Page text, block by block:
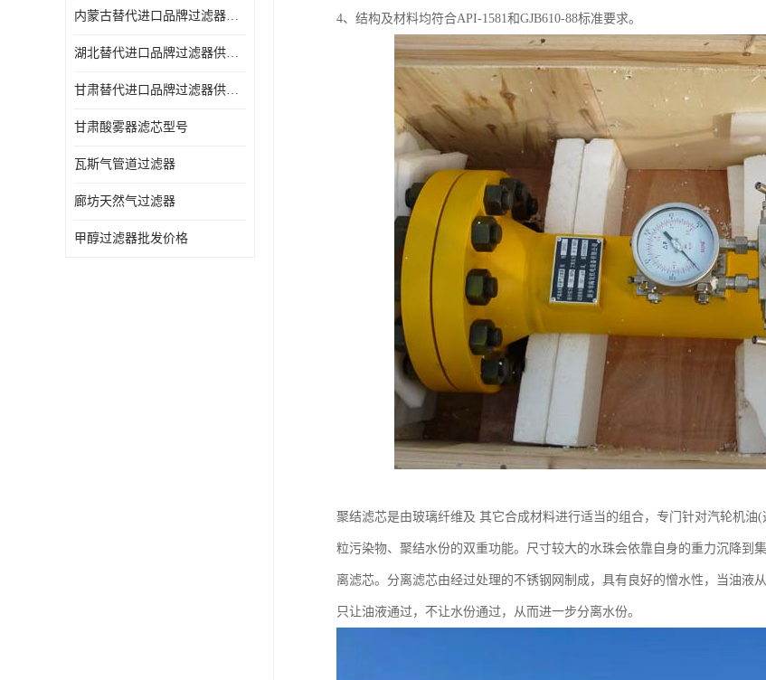
内蒙古替代进口品牌过滤器厂家
湖北替代进口品牌过滤器供应商
甘肃替代进口品牌过滤器供应商
甘肃酸雾器滤芯型号
瓦斯气管道过滤器
廊坊天然气过滤器
甲醇过滤器批发价格
4、结构及材料均符合API-1581和GJB610-88标准要求。
聚结滤芯是由玻璃纤维及 其它合成材料进行适当的组合，专门针对汽轮机
粒污染物、聚结水份的双重功能。尺寸较大的水珠会依靠自身的重力沉降到
离滤芯。分离滤芯由经过处理的不锈钢网制成，具有良好的憎水性，当油液
只让油液通过，不让水份通过，从而进一步分离水份。